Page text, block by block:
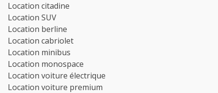
Location citadine
Location SUV
Location berline
Location cabriolet
Location minibus
Location monospace
Location voiture électrique
Location voiture premium